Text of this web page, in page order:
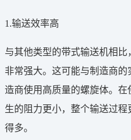
1.输送效率高
与其他类型的带式输送机相
非常强大。这可能与制造商
造商使用高质量的螺旋体。
生的阻力更小，整个输送过
得多。